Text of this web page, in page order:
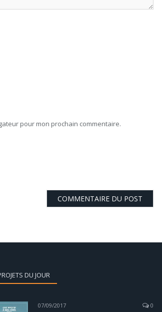
pour mon prochain commentaire.
DU JOUR
07/09/2017 0